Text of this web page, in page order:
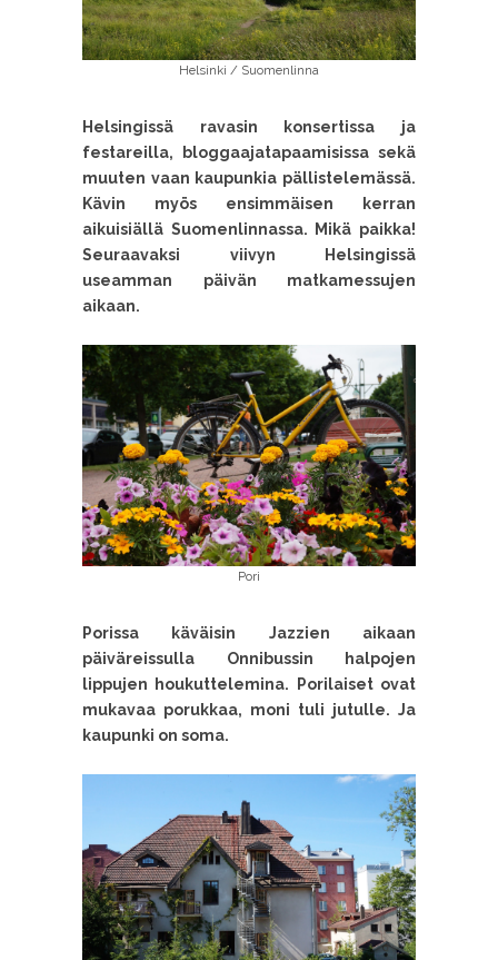
Helsinki / Suomenlinna
Helsingissä ravasin konsertissa ja
festareilla, bloggaajatapaamisissa sekä
muuten vaan kaupunkia pällistelemässä.
Kävin myös ensimmäisen kerran
aikuisiällä Suomenlinnassa. Mikä paikka!
Seuraavaksi viivyn Helsingissä
useamman päivän matkamessujen
aikaan.
Pori
Porissa käväisin Jazzien aikaan
päiväreissulla Onnibussin halpojen
lippujen houkuttelemina. Porilaiset ovat
mukavaa porukkaa, moni tuli jutulle. Ja
kaupunki on soma.